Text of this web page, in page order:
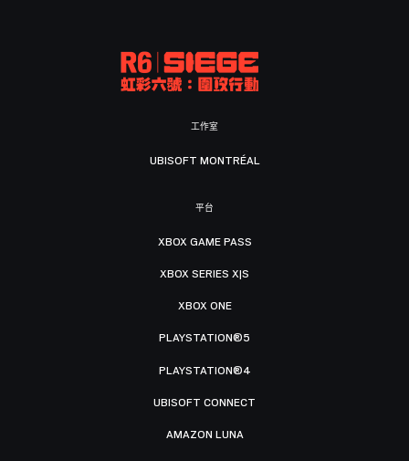
工作室
UBISOFT MONTRÉAL
平台
XBOX GAME PASS
XBOX SERIES X|S
XBOX ONE
PLAYSTATION®5
PLAYSTATION®4
UBISOFT CONNECT
AMAZON LUNA